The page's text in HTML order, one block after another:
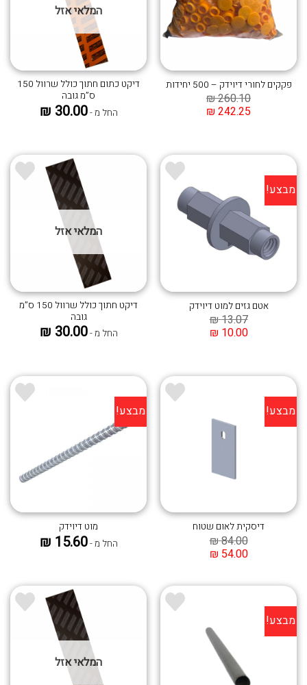
פקקים לחורי דיוידק – 500 יחידות
260.10
₪
242.25
₪
המלאי אזל
דיקט כתום חתוך כולל שרוול 150
ס”מ גובה
החל מ -30.00
₪
מבצע!
הוסף ל
WISHLIST
אטם גזים למוט דיוידק
13.07
₪
10.00
₪
WISHLIST
המלאי אזל
דיקט חתוך כולל שרוול 150 ס”מ
גובה
החל מ -30.00
₪
מבצע!
דיסקית לאום שטוח
84.00
₪
54.00
₪
מבצע!
מוט דיוידק
החל מ -15.60
₪
מבצע!
WISHLIST
המלאי אזל